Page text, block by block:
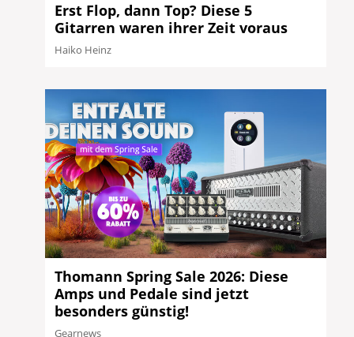
Erst Flop, dann Top? Diese 5
Gitarren waren ihrer Zeit voraus
Haiko Heinz
Thomann Spring Sale 2026: Diese
Amps und Pedale sind jetzt
besonders günstig!
Gearnews